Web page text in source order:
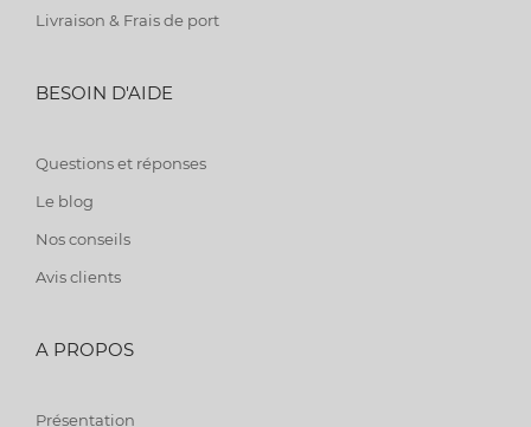
Livraison & Frais de port
BESOIN D'AIDE
Questions et réponses
Le blog
Nos conseils
Avis clients
A PROPOS
Présentation